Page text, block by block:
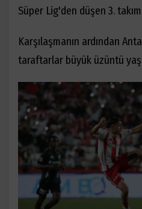
Süper Lig'den düşen 3.
Karşılaşmanın ardından
taraftarlar büyük üzüntü